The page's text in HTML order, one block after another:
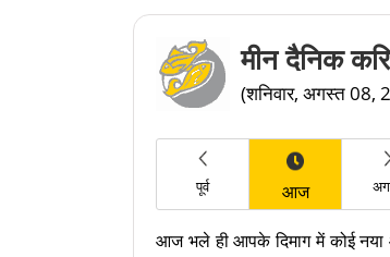
मीन दैनिक
(शनिवार, अगस्त 08,
पूर्व आज
आज भले ही आपके दिमाग में कोई